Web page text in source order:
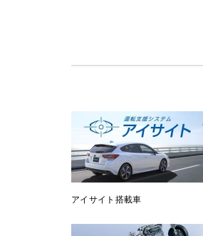
アイサイト搭載車